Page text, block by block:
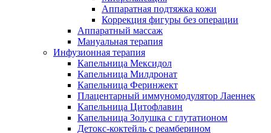
Аппаратная подтяжка кожи
Коррекция фигуры без операции
Аппаратный массаж
Мануальная терапия
Инфузионная терапия
Капельница Мексидол
Капельница Милдронат
Капельница Феринжект
Плацентарный иммуномодулятор Лаеннек
Капельница Цитофлавин
Капельница Золушка с глутатионом
Детокс-коктейль с реамберином